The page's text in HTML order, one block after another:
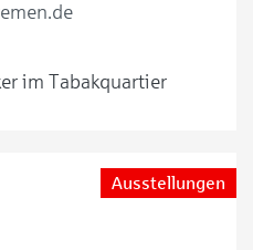
im Tabakquartier
Ausstellungen